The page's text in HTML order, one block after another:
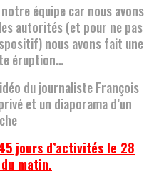
équipe car nous avons
autorités (et pour ne pas
nous avons fait une
éruption…
du journaliste François
et un diaporama d’un
jours d’activités le 28
matin.